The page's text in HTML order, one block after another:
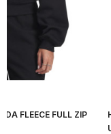
FLEECE FULL ZIP